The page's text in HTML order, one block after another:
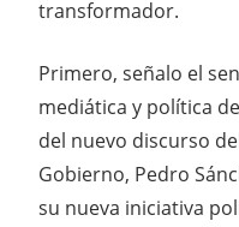
transformador.
Primero, señalo el
mediática y política
del nuevo discurso
Gobierno, Pedro
su nueva iniciativa